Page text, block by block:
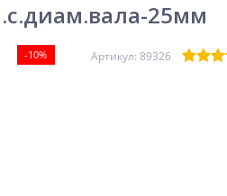
25мм
-10% Артикул: 89326